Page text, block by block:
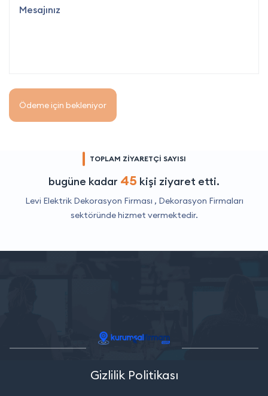
Ödeme için bekleniyor
TOPLAM ZİYARETÇİ SAYISI
bugüne kadar 45 kişi ziyaret etti.
Levi Elektrik Dekorasyon Firması , Dekorasyon Firmaları
sektöründe hizmet vermektedir.
Gizlilik Politikası